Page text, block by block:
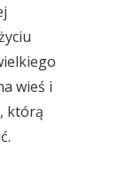
wieś i
którą